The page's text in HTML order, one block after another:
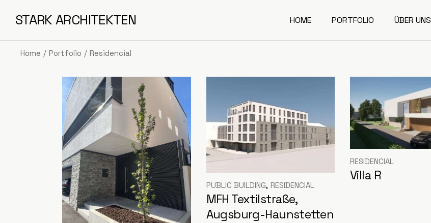
contentSTARK ARCHITEKTEN HOME PORTFOLIO ÜBER UNS
Home Portfolio Residencial
PUBLIC BUILDING RESIDENCIAL
MFH Textilstraße,
Augsburg-Haunstetten
RESIDENCIAL
Villa R